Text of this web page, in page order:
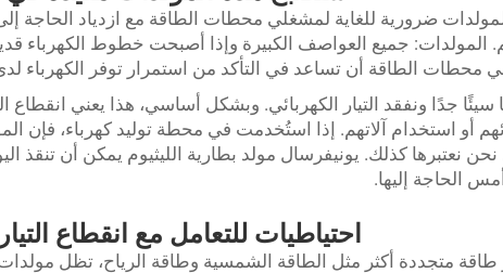
ستكون المولدات ضرورية للغاية لمشغلي محطات الطاقة مع ازدياد الحاجة
المولدات: جميع العواصف الكبيرة وإذا أصبحت خطوط الكهرباء
محطات الطاقة أن تساعد في التأكد من استمرار توفر الكهرباء
سيئًا جدًا ونفقد التيار الكهربائي. وبشكل أساسي، هذا يعني انقطاع
أو استخدام آلاتهم. إذا استُخدمت في محطة توليد كهرباء، فإن
نحن نعتبرها كذلك. يونيفرسال مولد بطارية الليثيوم يمكن أن تنقذ
الحاجة إليها.
احتياطيات للتعامل مع انقطاع
طاقة متجددة أكثر مثل الطاقة الشمسية وطاقة الرياح، تظل